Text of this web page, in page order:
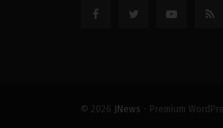
© 2026 JNews - Premium